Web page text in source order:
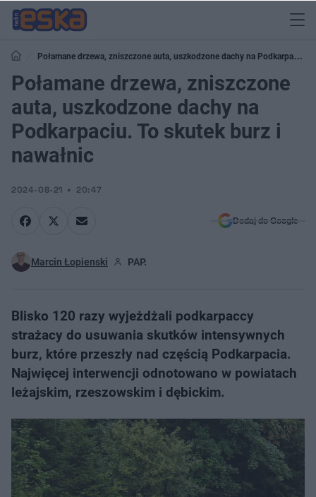
Połamane drzewa, zniszczone auta, uszkodzone dachy na Podkarpaciu.
To skutek burz i nawałnic
Połamane drzewa, zniszczone
auta, uszkodzone dachy na
Podkarpaciu. To skutek burz i
nawałnic
2024-08-21 20:47
Dodaj do Google
Marcin Łopienski PAP.
Blisko 120 razy wyjeżdżali podkarpaccy
strażacy do usuwania skutków intensywnych
burz, które przeszły nad częścią Podkarpacia.
Najwięcej interwencji odnotowano w powiatach
leżajskim, rzeszowskim i dębickim.